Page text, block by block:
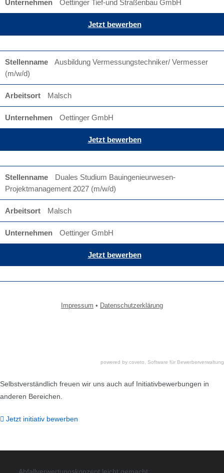
powered by coveto, Software für Bewerberverwaltung
Selbstverständlich freuen wir uns auch auf Initiativbewerbungen in
anderen Bereichen.
Jetzt initiativ bewerben